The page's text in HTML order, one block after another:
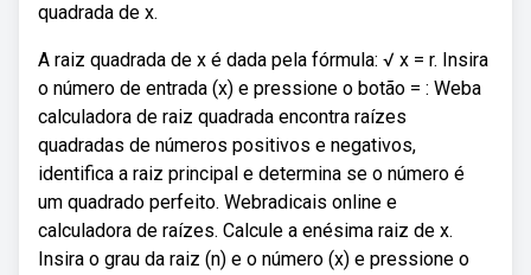
quadrada de x.
A raiz quadrada de x é dada pela fórmula: √ x = r. Insira
o número de entrada (x) e pressione o botão = : Weba
calculadora de raiz quadrada encontra raízes
quadradas de números positivos e negativos,
identifica a raiz principal e determina se o número é
um quadrado perfeito. Webradicais online e
calculadora de raízes. Calcule a enésima raiz de x.
Insira o grau da raiz (n) e o número (x) e pressione o